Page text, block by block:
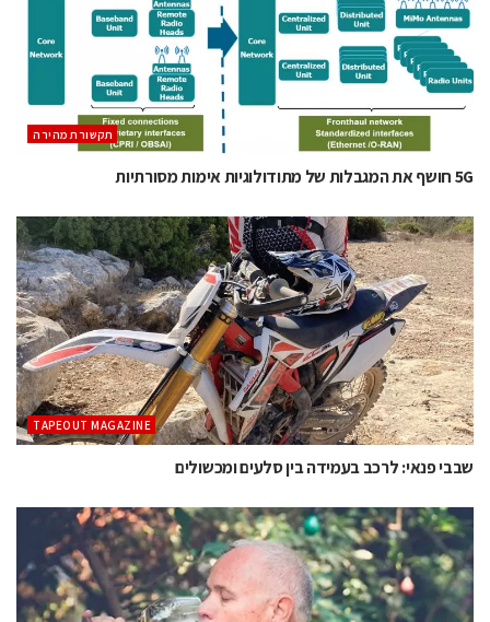
תקשורת מהירה
5G חושף את המגבלות של מתודולוגיות אימות מסורתיות
TAPEOUT MAGAZINE
שבבי פנאי: לרכב בעמידה בין סלעים ומכשולים